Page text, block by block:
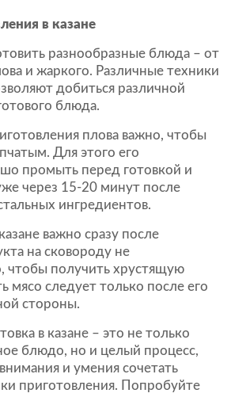
в казане
разнообразные блюда – от
и жаркого. Различные техники
добиться различной
блюда.
плова важно, чтобы
Для этого его
промыть перед готовкой и
через 15-20 минут после
ингредиентов.
важно сразу после
на сковороду не
чтобы получить хрустящую
мясо следует только после его
стороны.
в казане – это не только
блюдо, но и целый процесс,
и умения сочетать
приготовления. Попробуйте